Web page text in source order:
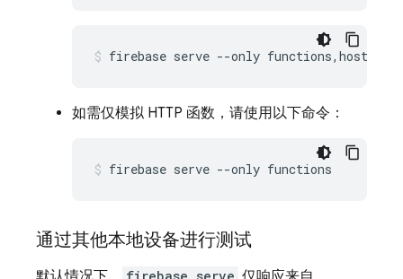
firebase serve --only functions,hosting
如需仅模拟 HTTP 函数，请使用以下命令：
firebase serve --only functions
通过其他本地设备进行测试